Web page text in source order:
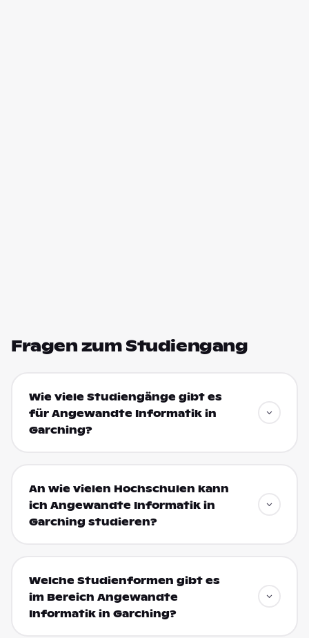
Fragen zum Studiengang
Wie viele Studiengänge gibt es
für Angewandte Informatik in
Garching?
An wie vielen Hochschulen kann
ich Angewandte Informatik in
Garching studieren?
Welche Studienformen gibt es
im Bereich Angewandte
Informatik in Garching?